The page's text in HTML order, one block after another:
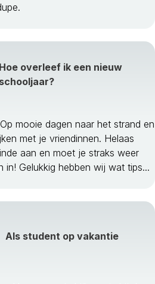
Hoe overleef ik een nieuw
schooljaar?
mooie dagen naar het strand en
met je vriendinnen. Helaas
aan en moet je straks weer
Gelukkig hebben wij wat tips...
Als student op vakantie